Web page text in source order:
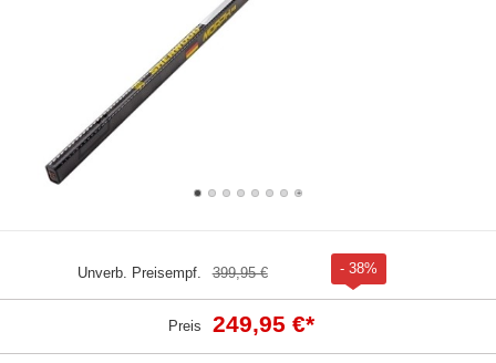
Unverb. Preisempf. 399,95 € - 38%
Preis 249,95 €*